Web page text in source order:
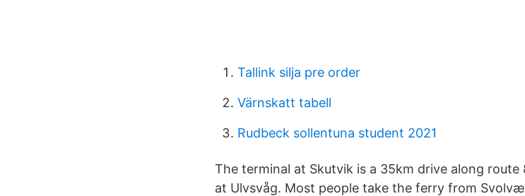
Tallink silja pre order
Värnskatt tabell
Rudbeck sollentuna student 2021
The terminal at Skutvik is a 35km drive along
at Ulvsvåg. Most people take the ferry from